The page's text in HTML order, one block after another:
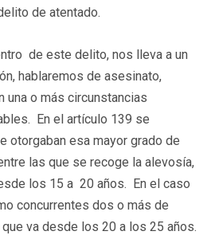
de atentado.
de este delito, nos lleva a un
hablaremos de asesinato,
una o más circunstancias
En el artículo 139 se
otorgaban esa mayor grado de
las que se recoge la alevosía,
los 15 a 20 años. En el caso
concurrentes dos o más de
va desde los 20 a los 25 años.